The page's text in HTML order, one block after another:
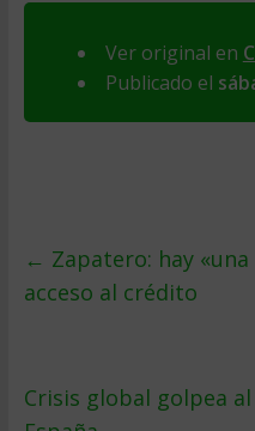
Ver original en
Publicado el
← Zapatero: hay
acceso al crédito
Crisis global golpea